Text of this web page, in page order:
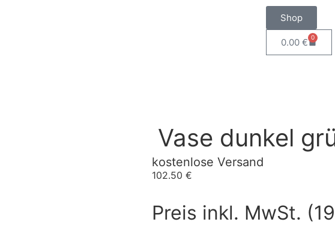
Shop
0.00 € 0
Vase dunkel
kostenlose Versand
102.50 €
Preis inkl. MwSt.